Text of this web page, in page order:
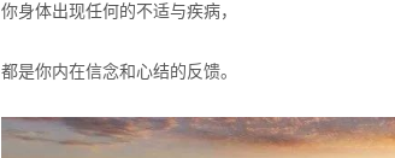
你身体出现任何的不适与疾病，
都是你内在信念和心结的反馈。